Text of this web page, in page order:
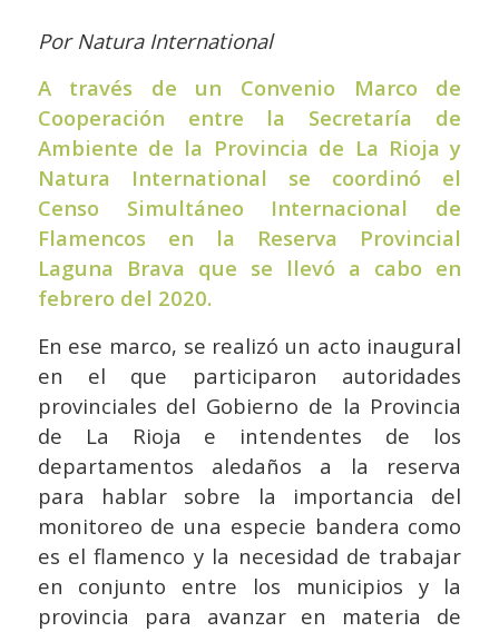
Por Natura International
A través de un Convenio Marco de
Cooperación entre la Secretaría de
Ambiente de la Provincia de La Rioja y
Natura International se coordinó el
Censo Simultáneo Internacional de
Flamencos en la Reserva Provincial
Laguna Brava que se llevó a cabo en
febrero del 2020.
En ese marco, se realizó un acto inaugural
en el que participaron autoridades
provinciales del Gobierno de la Provincia
de La Rioja e intendentes de los
departamentos aledaños a la reserva
para hablar sobre la importancia del
monitoreo de una especie bandera como
es el flamenco y la necesidad de trabajar
en conjunto entre los municipios y la
provincia para avanzar en materia de